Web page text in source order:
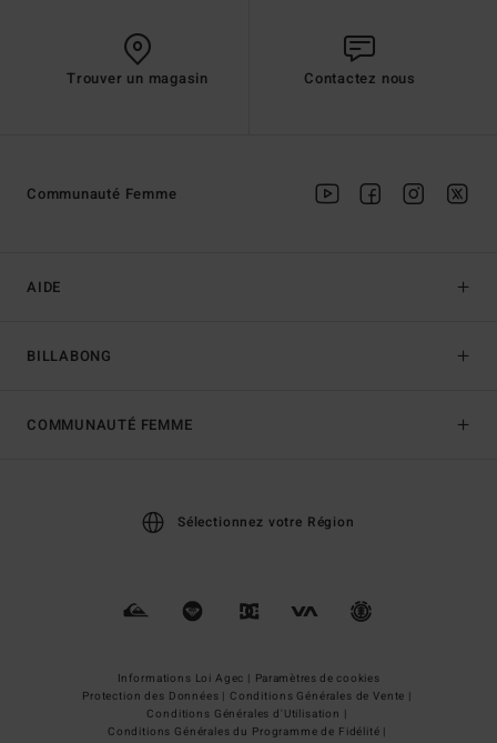
Trouver un magasin Contactez nous
AIDE
BILLABONG
Communauté Femme
COMMUNAUTÉ FEMME
Sélectionnez votre Région
Informations Loi Agec | Paramètres de cookies
Protection des Données | Conditions Générales de Vente |
Conditions Générales d'Utilisation |
Conditions Générales du Programme de Fidélité |